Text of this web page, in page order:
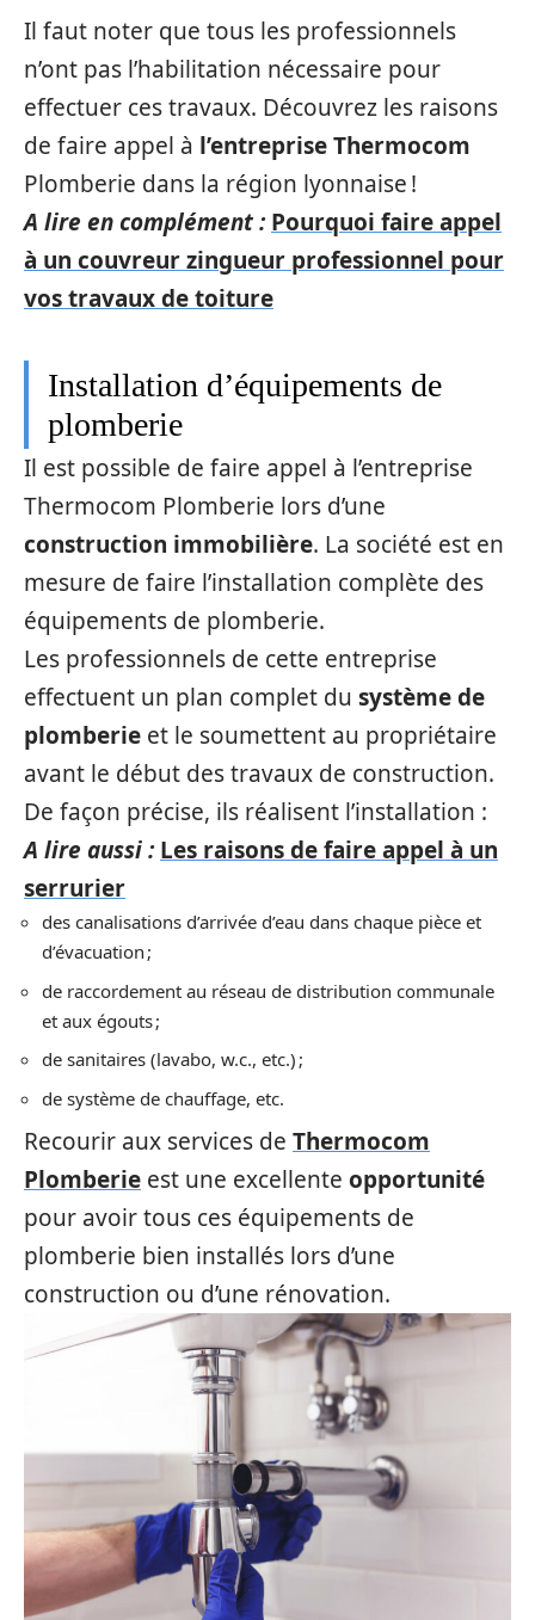
Il faut noter que tous les professionnels
n’ont pas l’habilitation nécessaire pour
effectuer ces travaux. Découvrez les raisons
de faire appel à l’entreprise Thermocom
Plomberie dans la région lyonnaise !
A lire en complément : Pourquoi faire appel
à un couvreur zingueur professionnel pour
vos travaux de toiture
Installation d’équipements de
plomberie
Il est possible de faire appel à l’entreprise
Thermocom Plomberie lors d’une
construction immobilière. La société est en
mesure de faire l’installation complète des
équipements de plomberie.
Les professionnels de cette entreprise
effectuent un plan complet du système de
plomberie et le soumettent au propriétaire
avant le début des travaux de construction.
De façon précise, ils réalisent l’installation :
A lire aussi : Les raisons de faire appel à un
serrurier
des canalisations d’arrivée d’eau dans chaque pièce et
d’évacuation ;
de raccordement au réseau de distribution communale
et aux égouts ;
de sanitaires (lavabo, w.c., etc.) ;
de système de chauffage, etc.
Recourir aux services de Thermocom
Plomberie est une excellente opportunité
pour avoir tous ces équipements de
plomberie bien installés lors d’une
construction ou d’une rénovation.